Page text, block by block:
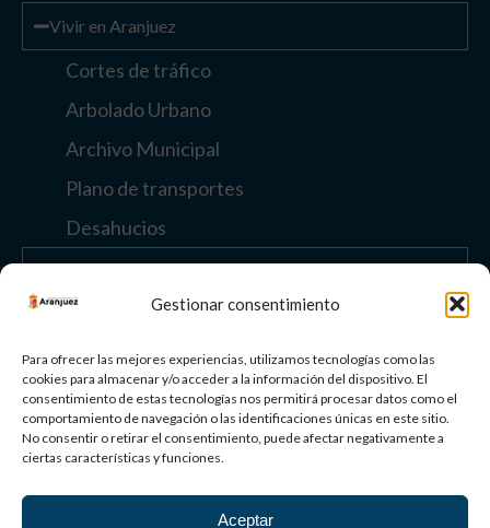
Gestionar consentimiento
Para ofrecer las mejores experiencias, utilizamos tecnologías como las
cookies para almacenar y/o acceder a la información del dispositivo. El
consentimiento de estas tecnologías nos permitirá procesar datos como el
comportamiento de navegación o las identificaciones únicas en este sitio.
No consentir o retirar el consentimiento, puede afectar negativamente a
ciertas características y funciones.
Aceptar
Vivir en Aranjuez
Cortes de tráfico
Arbolado Urbano
Archivo Municipal
Plano de transportes
Desahucios
Enlaces de interés
Paisaje Cultural
de Aranjuez
Mundial